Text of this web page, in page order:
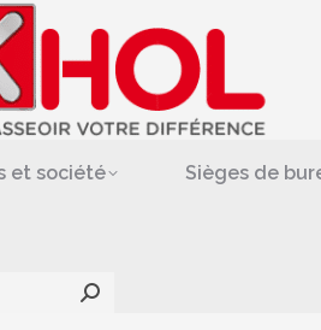
et société Sièges de
clients et société
Repose-jambes & support-bras